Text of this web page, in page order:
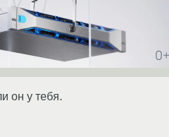
он у тебя.